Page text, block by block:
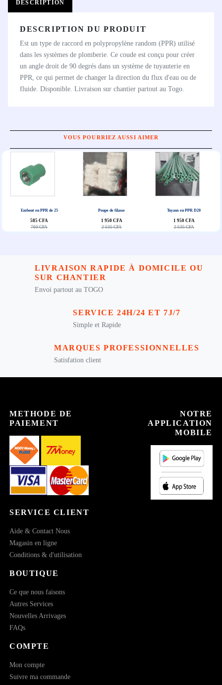
DESCRIPTION
DESCRIPTION DU PRODUIT
Est un type de raccord en polypropylène random (PPR) utilisé
dans les systèmes de plomberie. Ce coude est conçu pour créer
un angle droit de 90 degrés dans un système de tuyauterie en
PPR, ce qui permet de changer la direction du flux d'eau ou de
fluide. Disponible. Livraison sur chantier partout au Togo.
VOUS POURRIEZ AUSSI AIMER
Embout en PPR de 25
585 CFA
760 CFA
Poupe de filasse
1 950 CFA
2 535 CFA
Tuyaux en PPR D20
1 950 CFA
2 535 CFA
LIVRAISON RAPIDE À DOMICILE OU
SUR CHANTIER
Envoi partout au TOGO
SERVICE 24H/24 ET 7J/7
Simple et Rapide
MARQUES PROFESSIONNELLES
Satisfation client
METHODE DE
PAIEMENT
NOTRE
APPLICATION
MOBILE
SERVICE CLIENT
Aide & Contact Nous
Magasin en ligne
Conditions & d'utilisation
BOUTIQUE
Ce que nous faisons
Autres Services
Nouvelles Arrivages
FAQs
COMPTE
Mon compte
Suivre ma commande